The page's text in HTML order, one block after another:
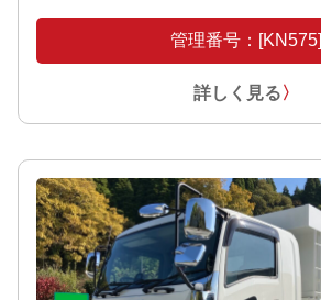
管理番号：[KN575]
詳しく見る〉